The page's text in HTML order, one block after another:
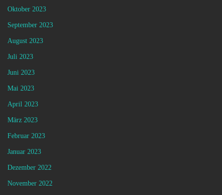
Oktober 2023
September 2023
August 2023
Juli 2023
Juni 2023
Mai 2023
April 2023
März 2023
Februar 2023
Januar 2023
Dezember 2022
November 2022